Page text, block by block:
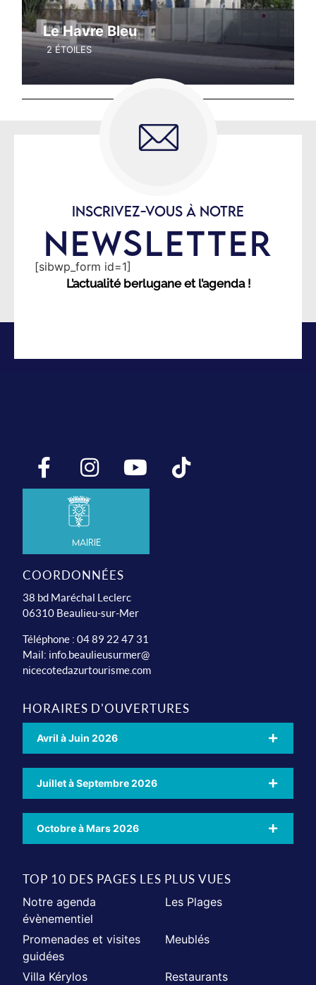
Le Havre Bleu
2 ÉTOILES
INSCRIVEZ-VOUS À NOTRE
NEWSLETTER
[sibwp_form id=1]
L’actualité berlugane et l’agenda !
Mairie
COORDONNÉES
38 bd Maréchal Leclerc
06310 Beaulieu-sur-Mer
Téléphone : 04 89 22 47 31
Mail: info.beaulieusurmer@
nicecotedazurtourisme.com
HORAIRES D'OUVERTURES
Avril à Juin 2026
Juillet à Septembre 2026
Octobre à Mars 2026
TOP 10 DES PAGES LES PLUS VUES
Notre agenda
évènementiel
Les Plages
Promenades et visites
guidées
Meublés
Villa Kérylos Restaurants